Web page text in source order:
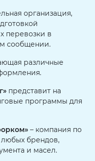
организация,
перевозки в
сообщении.
различные
представит на
программы для
– компания по
любых брендов,
и масел.